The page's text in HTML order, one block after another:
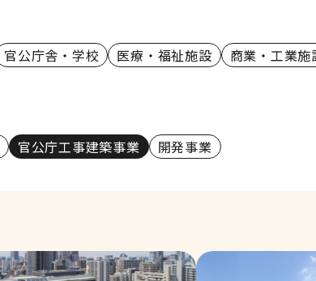
官公庁舎・学校 医療・福祉施設 商業・工業施
官公庁工事建築事業 開発事業